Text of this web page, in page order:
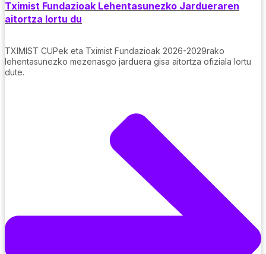
Tximist Fundazioak Lehentasunezko Jardueraren
aitortza lortu du
TXIMIST CUPek eta Tximist Fundazioak 2026-2029rako
lehentasunezko mezenasgo jarduera gisa aitortza ofiziala lortu
dute.